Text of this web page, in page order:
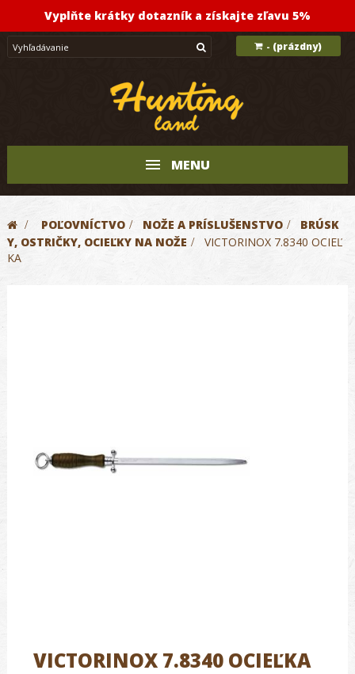
Vyplňte krátky dotazník a získajte zľavu 5%
- (prázdny)
MENU
> POĽOVNÍCTVO > NOŽE A PRÍSLUŠENSTVO >
BRÚSK
Y, OSTRIČKY, OCIEĽKY NA NOŽE >
VICTORINOX 7.8340 OCIEĽ
KA
VICTORINOX 7.8340 OCIEĽKA